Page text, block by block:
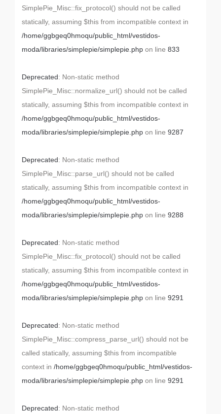
SimplePie_Misc::fix_protocol() should not be called
statically, assuming $this from incompatible context in
/home/ggbgeq0hmoqu/public_html/vestidos-
moda/libraries/simplepie/simplepie.php on line 833
Deprecated: Non-static method
SimplePie_Misc::normalize_url() should not be called
statically, assuming $this from incompatible context in
/home/ggbgeq0hmoqu/public_html/vestidos-
moda/libraries/simplepie/simplepie.php on line 9287
Deprecated: Non-static method
SimplePie_Misc::parse_url() should not be called
statically, assuming $this from incompatible context in
/home/ggbgeq0hmoqu/public_html/vestidos-
moda/libraries/simplepie/simplepie.php on line 9288
Deprecated: Non-static method
SimplePie_Misc::fix_protocol() should not be called
statically, assuming $this from incompatible context in
/home/ggbgeq0hmoqu/public_html/vestidos-
moda/libraries/simplepie/simplepie.php on line 9291
Deprecated: Non-static method
SimplePie_Misc::compress_parse_url() should not be
called statically, assuming $this from incompatible
context in /home/ggbgeq0hmoqu/public_html/vestidos-
moda/libraries/simplepie/simplepie.php on line 9291
Deprecated: Non-static method